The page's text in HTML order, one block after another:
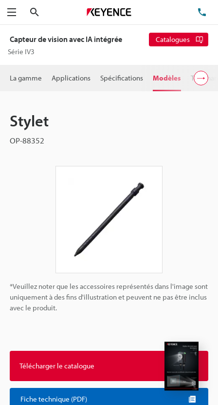
Menu
Capteur de vision avec IA intégrée
Série IV3
Catalogues
La gamme Applications Spécifications Modèles
Stylet
OP-88352
*Veuillez noter que les accessoires représentés dans l'image sont
uniquement à des fins d'illustration et peuvent ne pas être inclus
avec le produit.
Télécharger le catalogue
Fiche technique (PDF)